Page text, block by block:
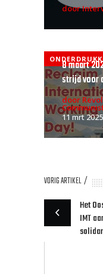
door
8 maart
strijd voor
door
11 mrt 2025
VORIG ARTIKEL
Het
IMT